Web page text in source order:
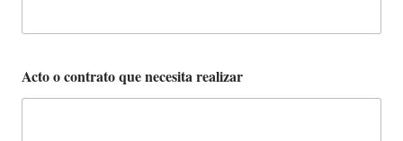
Acto o contrato que necesita realizar